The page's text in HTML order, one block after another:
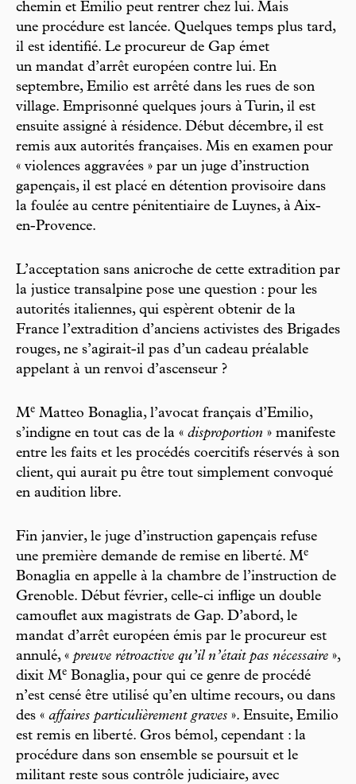
chemin et Emilio peut rentrer chez lui. Mais
une procédure est lancée. Quelques temps plus tard,
il est identifié. Le procureur de Gap émet
un mandat d’arrêt européen contre lui. En
septembre, Emilio est arrêté dans les rues de son
village. Emprisonné quelques jours à Turin, il est
ensuite assigné à résidence. Début décembre, il est
remis aux autorités françaises. Mis en examen pour
« violences aggravées » par un juge d’instruction
gapençais, il est placé en détention provisoire dans
la foulée au centre pénitentiaire de Luynes, à Aix-
en-Provence.
L’acceptation sans anicroche de cette extradition par
la justice transalpine pose une question : pour les
autorités italiennes, qui espèrent obtenir de la
France l’extradition d’anciens activistes des Brigades
rouges, ne s’agirait-il pas d’un cadeau préalable
appelant à un renvoi d’ascenseur ?
Me Matteo Bonaglia, l’avocat français d’Emilio,
s’indigne en tout cas de la « disproportion » manifeste
entre les faits et les procédés coercitifs réservés à son
client, qui aurait pu être tout simplement convoqué
en audition libre.
Fin janvier, le juge d’instruction gapençais refuse
une première demande de remise en liberté. Me
Bonaglia en appelle à la chambre de l’instruction de
Grenoble. Début février, celle-ci inflige un double
camouflet aux magistrats de Gap. D’abord, le
mandat d’arrêt européen émis par le procureur est
annulé, « preuve rétroactive qu’il n’était pas nécessaire »,
dixit Me Bonaglia, pour qui ce genre de procédé
n’est censé être utilisé qu’en ultime recours, ou dans
des « affaires particulièrement graves ». Ensuite, Emilio
est remis en liberté. Gros bémol, cependant : la
procédure dans son ensemble se poursuit et le
militant reste sous contrôle judiciaire, avec